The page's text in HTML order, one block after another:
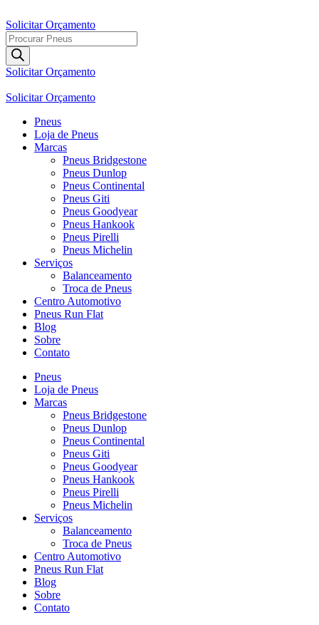
para
o
conteúdo
Solicitar Orçamento
Pesquisar
produtos
Solicitar Orçamento
Solicitar Orçamento
Pneus
Loja de Pneus
Marcas
Pneus Bridgestone
Pneus Dunlop
Pneus Continental
Pneus Giti
Pneus Goodyear
Pneus Hankook
Pneus Pirelli
Pneus Michelin
Serviços
Balanceamento
Troca de Pneus
Centro Automotivo
Pneus Run Flat
Blog
Sobre
Contato
Pneus
Loja de Pneus
Marcas
Pneus Bridgestone
Pneus Dunlop
Pneus Continental
Pneus Giti
Pneus Goodyear
Pneus Hankook
Pneus Pirelli
Pneus Michelin
Serviços
Balanceamento
Troca de Pneus
Centro Automotivo
Pneus Run Flat
Blog
Sobre
Contato